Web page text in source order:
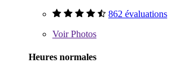
862 évaluations
VoirPhotos
Heures normales